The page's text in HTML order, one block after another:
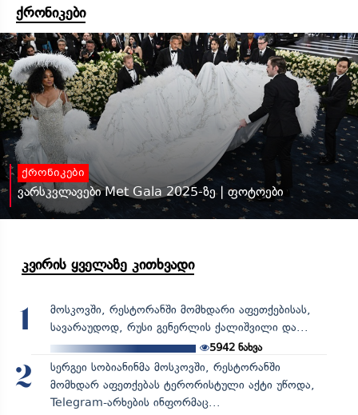
ქრონიკები
ქრონიკები
ვარსკვლავები Met Gala 2025-ზე | ფოტოები
კვირის ყველაზე კითხვადი
1
მოსკოვში, რესტორანში მომხდარი აფეთქებისას,
სავარაუდოდ, რუსი გენერლის ქალიშვილი და...
5942 ნახვა
2
სერგეი სობიანინმა მოსკოვში, რესტორანში
მომხდარ აფეთქებას ტერორისტული აქტი უწოდა,
Telegram-არხების ინფორმაც...